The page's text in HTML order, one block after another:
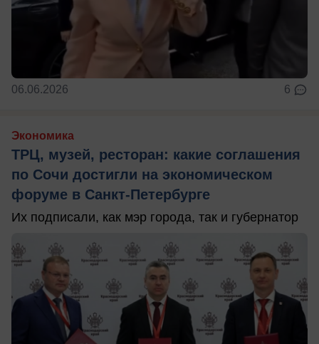
06.06.2026 6
Экономика
ТРЦ, музей, ресторан: какие соглашения
по Сочи достигли на экономическом
форуме в Санкт-Петербурге
Их подписали, как мэр города, так и губернатор